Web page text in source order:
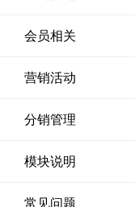
会员相关
营销活动
分销管理
模块说明
常见问题